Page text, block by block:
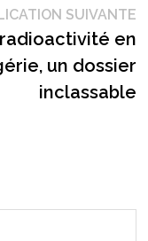
SUIVANTE
en
un dossier
inclassable